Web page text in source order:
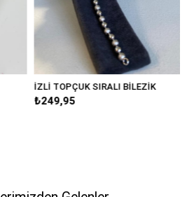
İZLİ TOPÇUK SIRALI BİLEZİK
₺249,95